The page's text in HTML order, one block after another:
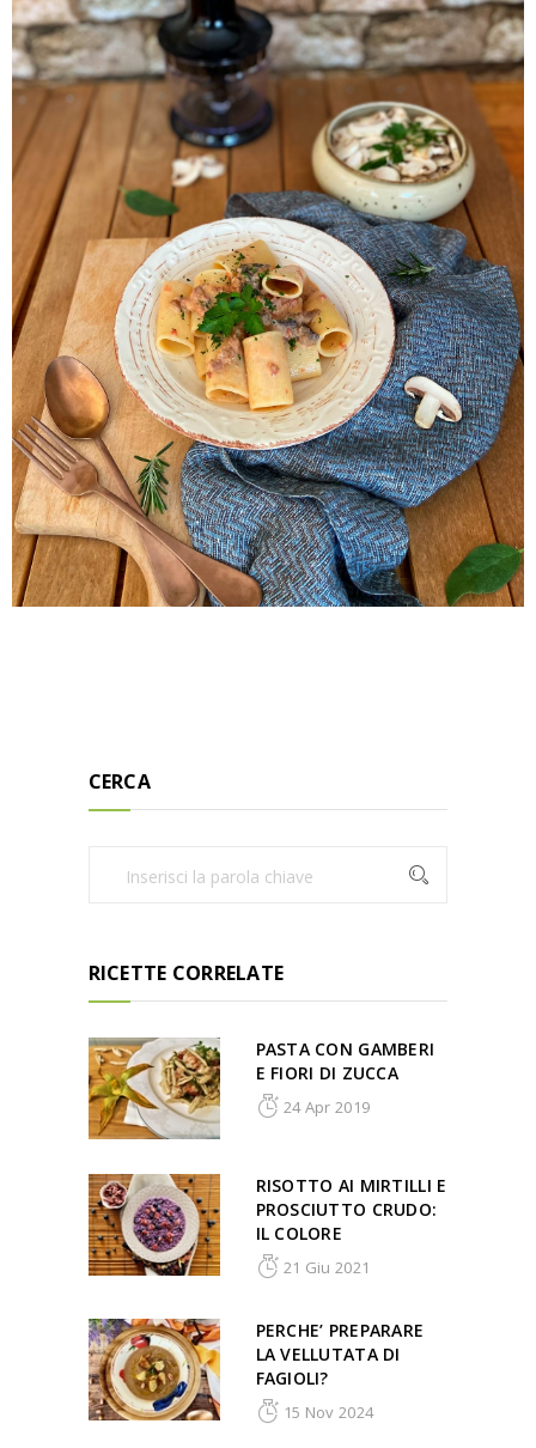
CERCA
RICETTE CORRELATE
PASTA CON GAMBERI
E FIORI DI ZUCCA
24 Apr 2019
RISOTTO AI MIRTILLI E
PROSCIUTTO CRUDO:
IL COLORE
21 Giu 2021
PERCHE’ PREPARARE
LA VELLUTATA DI
FAGIOLI?
15 Nov 2024